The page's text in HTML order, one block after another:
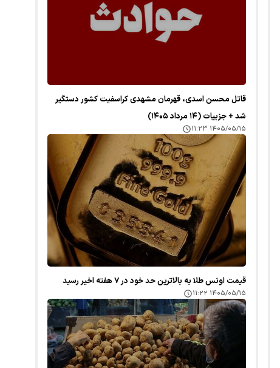
قاتل محسن اسدی، قهرمان مشهدی کراسفیت کشور دستگیر
شد + جزییات (۱۴ مرداد ۱۴۰۵)
۱۴۰۵/۰۵/۱۵ ۱۱:۲۳
قیمت اونس طلا به بالاترین حد خود در ۷ هفته اخیر رسید
۱۴۰۵/۰۵/۱۵ ۱۱:۲۲